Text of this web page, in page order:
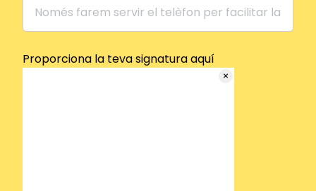
Proporciona la teva signatura aquí